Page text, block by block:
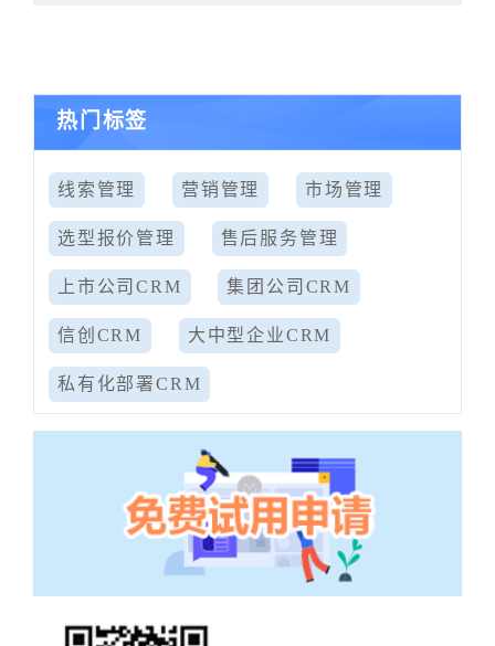
热门标签
线索管理 营销管理 市场管理
选型报价管理 售后服务管理
上市公司CRM 集团公司CRM
信创CRM 大中型企业CRM
私有化部署CRM